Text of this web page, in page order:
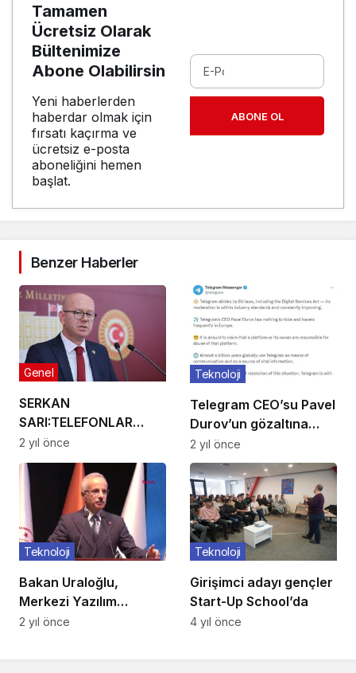
Tamamen
Ücretsiz Olarak
Bültenimize
Abone Olabilirsin
Yeni haberlerden
haberdar olmak için
fırsatı kaçırma ve
ücretsiz e-posta
aboneliğini hemen
başlat.
ABONE OL
Benzer Haberler
SERKAN
SARI:TELEFONLAR
ÇEKMİYOR
Genel
2 yıl önce
Telegram CEO’su Pavel
Durov’un gözaltına
alındı
Teknoloji
2 yıl önce
Bakan Uraloğlu,
Merkezi Yazılım
Platformu Geliştirilmesi
Teknoloji
2 yıl önce
Girişimci adayı gençler
Start-Up School’da
Teknoloji
4 yıl önce